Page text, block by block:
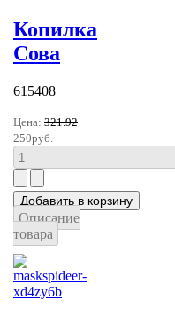
Копилка
Сова
615408
Цена: 321.92
250руб.
Описание
товара